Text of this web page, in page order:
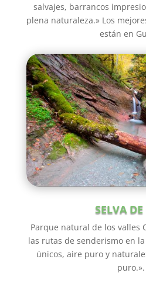
salvajes, barrancos
plena naturaleza.» Los
están en
SELVA
Parque natural de los valles
las rutas de senderismo en
únicos, aire puro y
puro.».